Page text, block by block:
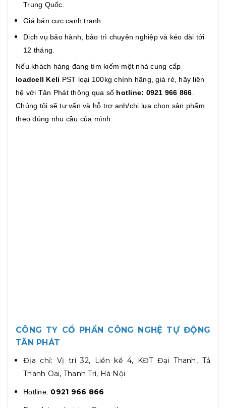
Trung Quốc.
Giá bán cực cạnh tranh.
Dịch vụ bảo hành, bảo trì chuyên nghiệp và kéo dài tới
12 tháng.
Nếu khách hàng đang tìm kiếm một nhà cung cấp
loadcell Keli PST loại 100kg chính hãng, giá rẻ, hãy liên
hệ với Tân Phát thông qua số hotline: 0921 966 866
Chúng tôi sẽ tư vấn và hỗ trợ anh/chị lựa chọn sản phẩm
theo đúng nhu cầu của mình.
CÔNG TY CỔ PHẦN CÔNG NGHỆ TỰ ĐỘNG
TÂN PHÁT
Địa chỉ: Vị trí 32, Liền kề 4, KĐT Đại Thanh, Tả
Thanh Oai, Thanh Trì, Hà Nội
Hotline: 0921 966 866